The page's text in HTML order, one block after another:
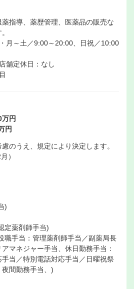
指導、薬歴管理、医薬品の販売な
月～土／9:00～20:00、日祝／10:00
舗定休日：なし
万円
円
のうえ、規定により決定します。
）
)
定薬剤師手当)
職手当：管理薬剤師手当／副薬局長
マネジャー手当、休日勤務手当：
当／特別電話対応手当／日曜祝祭
間勤務手当、)